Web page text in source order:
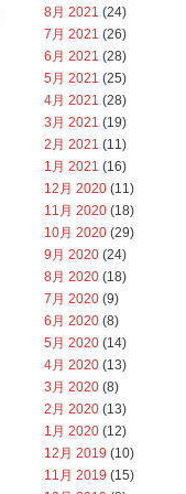
8月 2021 (24)
7月 2021 (26)
6月 2021 (28)
5月 2021 (25)
4月 2021 (28)
3月 2021 (19)
2月 2021 (11)
1月 2021 (16)
12月 2020 (11)
11月 2020 (18)
10月 2020 (29)
9月 2020 (24)
8月 2020 (18)
7月 2020 (9)
6月 2020 (8)
5月 2020 (14)
4月 2020 (13)
3月 2020 (8)
2月 2020 (13)
1月 2020 (12)
12月 2019 (10)
11月 2019 (15)